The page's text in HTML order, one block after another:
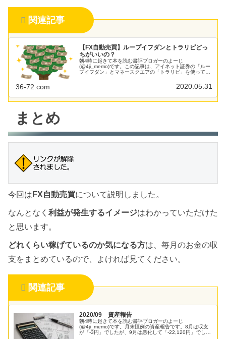
関連記事
【FX自動売買】ループイフダンとトラリピどっ
ちがいいの？
朝4時に起きて本を読む書評ブロガーのよーじ
(@4ji_memo)です。この記事は、アイネット証券の「ルー
プイフダン」とマネースクエアの「トラリピ」を使ってみ
36-72.com 2020.05.31
まとめ
今回は FX自動売買について説明しました。
なんとなく 利益が発生するイメージはわかっていただけた
と思います。
どれくらい稼げているのか気になる方は、毎月のお金の収
支をまとめているので、よければ見てください。
関連記事
2020/09 資産報告
朝4時に起きて本を読む書評ブロガーのよーじ
(@4ji_memo)です。月末恒例の資産報告です。8月は収支
が「-3円」でしたが、9月は悪化して「-22,120円」でした